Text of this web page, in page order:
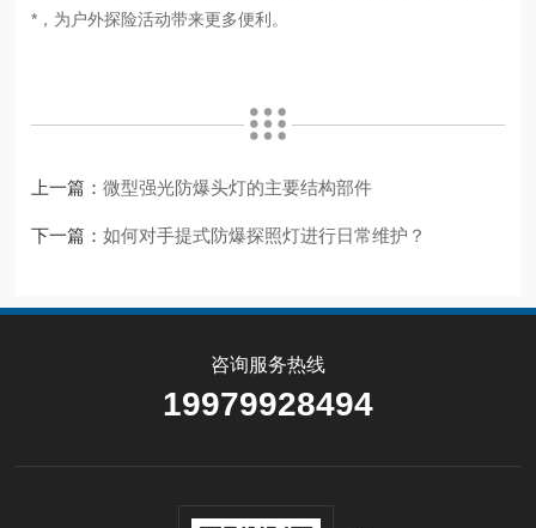
*，为户外探险活动带来更多便利。
上一篇：微型强光防爆头灯的主要结构部件
下一篇：如何对手提式防爆探照灯进行日常维护？
咨询服务热线
19979928494